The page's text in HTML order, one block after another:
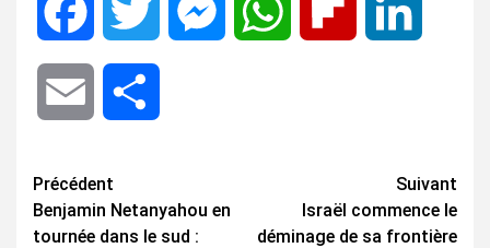
Facebook Twitter MessengerWhatsApp Flipboard
Email
Navigation
d’article
Précédent
Benjamin Netanyahou en
tournée dans le sud :
Suivant
Israël commence le
déminage de sa frontière